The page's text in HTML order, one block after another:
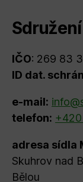
Sdružení
IČO: 269 83
ID dat.
e-mail:
telefon:
adresa sídla
Skuhrov nad
Bělou